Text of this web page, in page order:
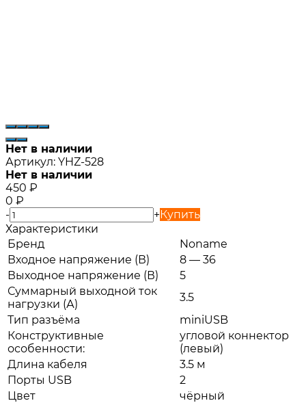
Нет в наличии
Артикул: YHZ-528
Нет в наличии
450 ₽
0 ₽
-
+Купить
Характеристики
Бренд
Noname
Входное напряжение (В)
8 — 36
Выходное напряжение (В)
5
Суммарный выходной ток
нагрузки (А)
3.5
Тип разъёма
miniUSB
Конструктивные
особенности:
угловой коннектор
(левый)
Длина кабеля
3.5 м
Порты USB
2
Цвет
чёрный